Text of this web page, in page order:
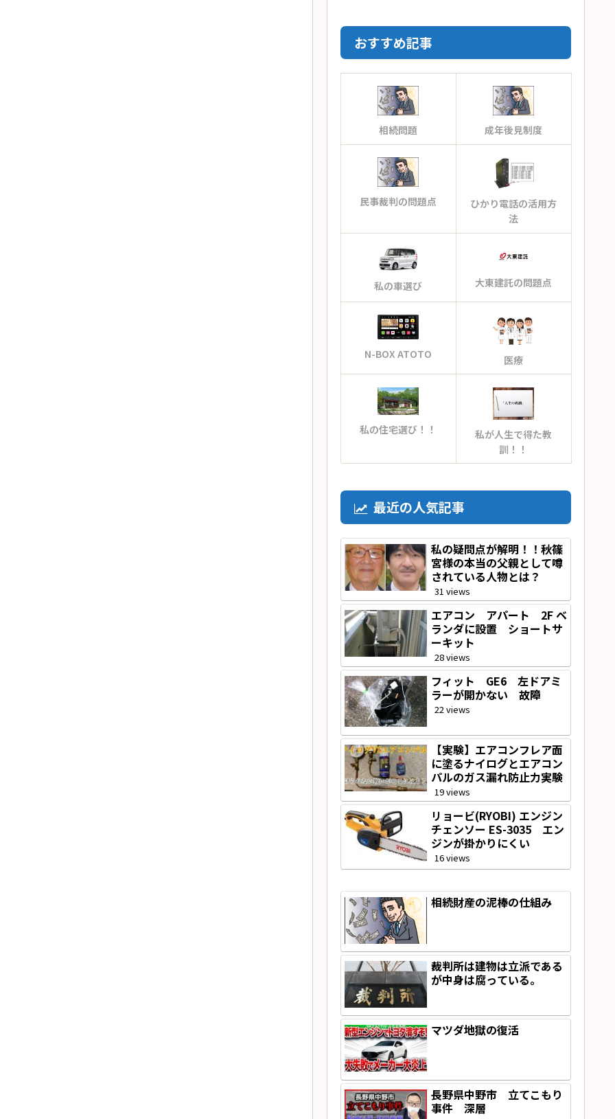
おすすめ記事
相続問題 成年後見制度
民事裁判の問題点
ひかり電話の活用方
法
私の車選び 大東建託の問題点
N-BOX ATOTO 医療
私の住宅選び！！
私が人生で得た教
訓！！
最近の人気記事
私の疑問点が解明！！秋篠
宮様の本当の父親として噂
されている人物とは？
31 views
エアコン アパート 2F ベ
ランダに設置 ショートサ
ーキット
28 views
フィット GE6 左ドアミ
ラーが開かない 故障
22 views
【実験】エアコンフレア面
に塗るナイログとエアコン
パルのガス漏れ防止力実験
19 views
リョービ(RYOBI) エンジン
チェンソー ES-3035 エン
ジンが掛かりにくい
16 views
相続財産の泥棒の仕組み
裁判所は建物は立派である
が中身は腐っている。
マツダ地獄の復活
長野県中野市 立てこもり
事件 深層